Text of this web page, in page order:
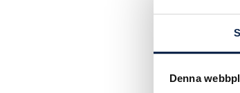
Denna